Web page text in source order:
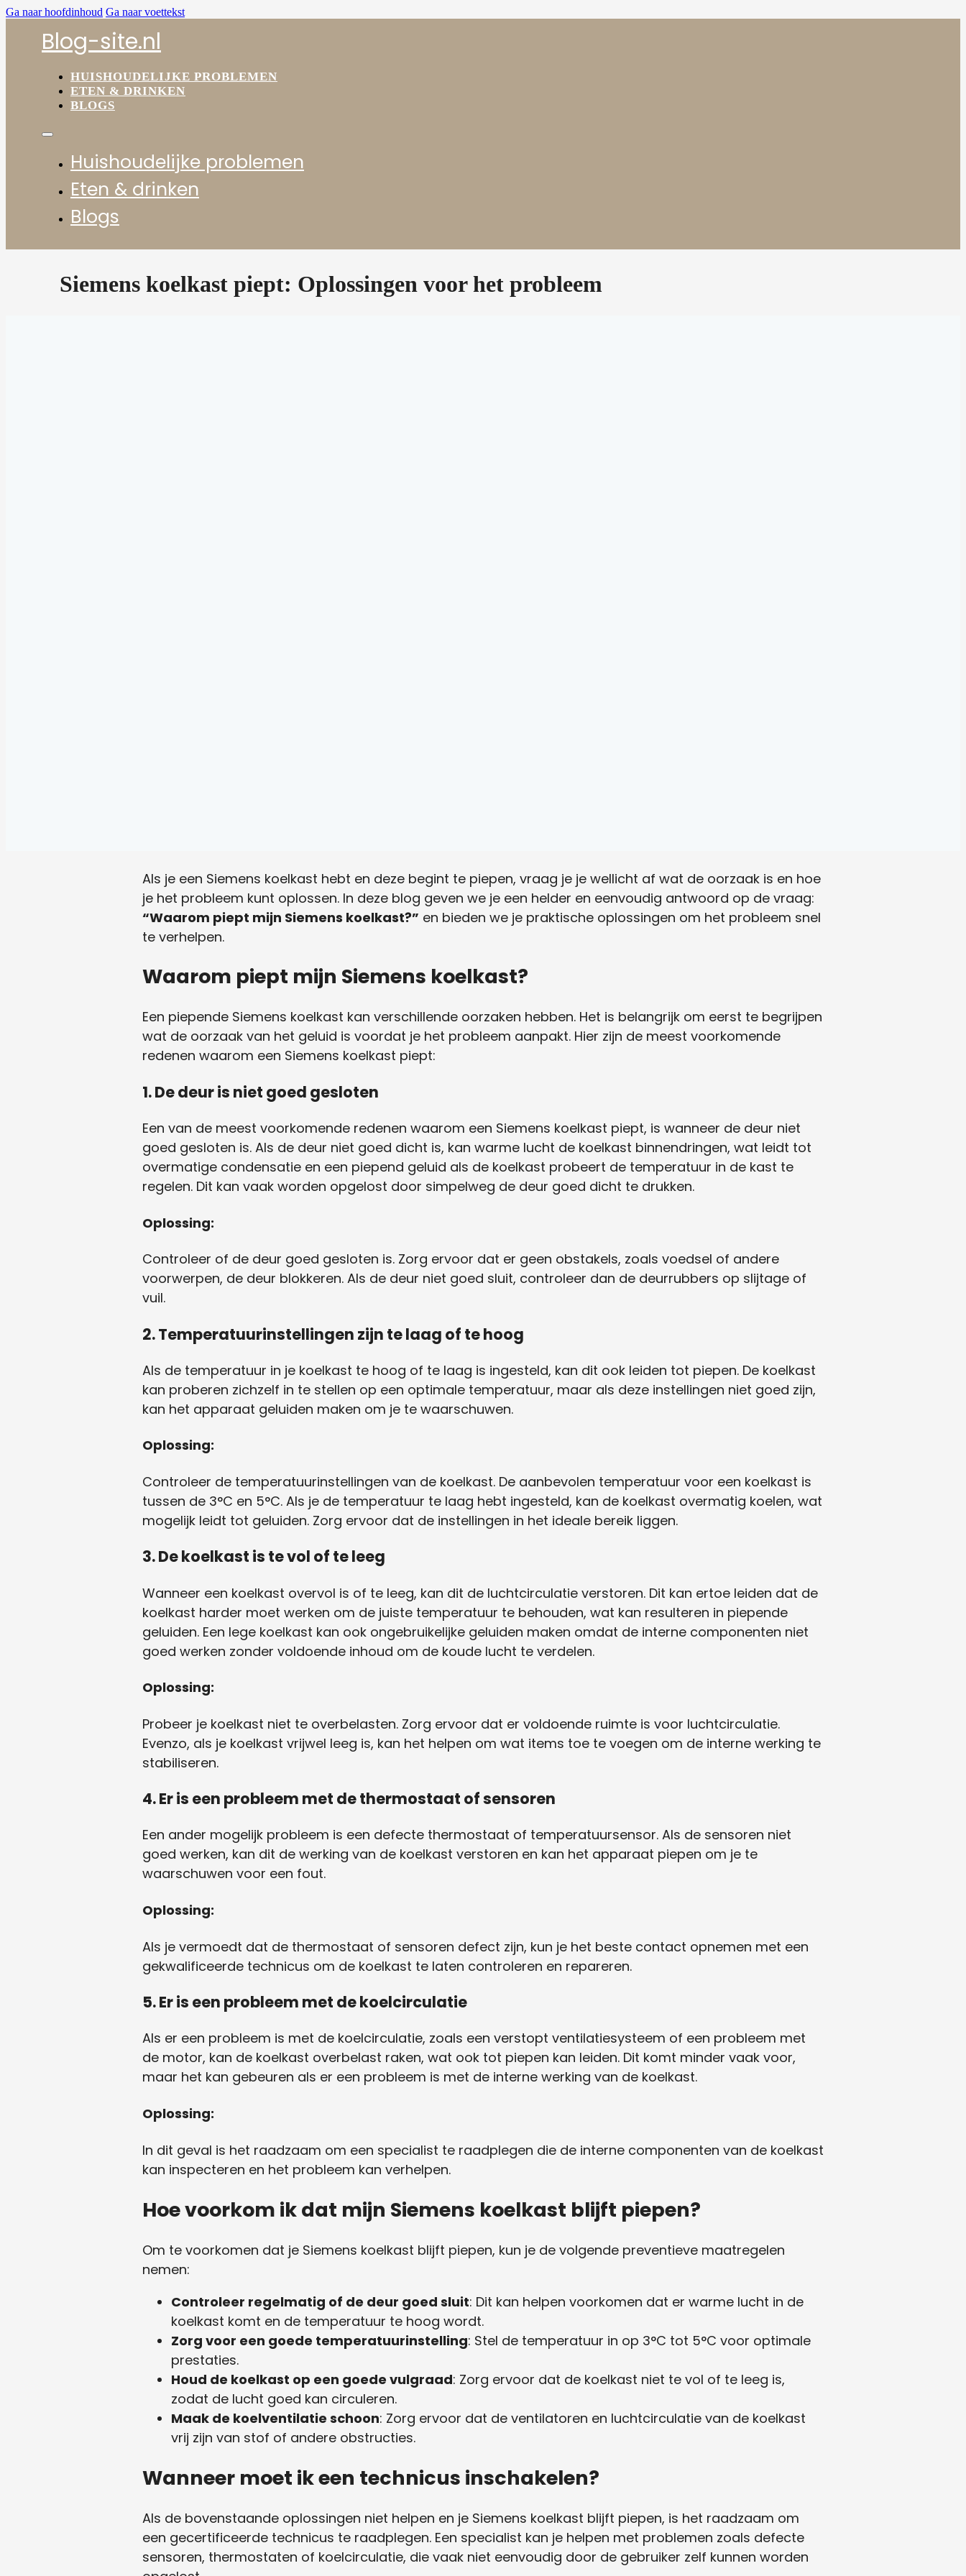
Ga naar hoofdinhoud Ga naar voettekst
Blog-site.nl
HUISHOUDELIJKE PROBLEMEN
ETEN & DRINKEN
BLOGS
Huishoudelijke problemen
Eten & drinken
Blogs
Siemens koelkast piept: Oplossingen voor het probleem
Als je een Siemens koelkast hebt en deze begint te piepen, vraag je je wellicht af wat de oorzaak is en hoe
je het probleem kunt oplossen. In deze blog geven we je een helder en eenvoudig antwoord op de vraag:
“Waarom piept mijn Siemens koelkast?” en bieden we je praktische oplossingen om het probleem snel
te verhelpen.
Waarom piept mijn Siemens koelkast?
Een piepende Siemens koelkast kan verschillende oorzaken hebben. Het is belangrijk om eerst te begrijpen
wat de oorzaak van het geluid is voordat je het probleem aanpakt. Hier zijn de meest voorkomende
redenen waarom een Siemens koelkast piept:
1. De deur is niet goed gesloten
Een van de meest voorkomende redenen waarom een Siemens koelkast piept, is wanneer de deur niet
goed gesloten is. Als de deur niet goed dicht is, kan warme lucht de koelkast binnendringen, wat leidt tot
overmatige condensatie en een piepend geluid als de koelkast probeert de temperatuur in de kast te
regelen. Dit kan vaak worden opgelost door simpelweg de deur goed dicht te drukken.
Oplossing:
Controleer of de deur goed gesloten is. Zorg ervoor dat er geen obstakels, zoals voedsel of andere
voorwerpen, de deur blokkeren. Als de deur niet goed sluit, controleer dan de deurrubbers op slijtage of
vuil.
2. Temperatuurinstellingen zijn te laag of te hoog
Als de temperatuur in je koelkast te hoog of te laag is ingesteld, kan dit ook leiden tot piepen. De koelkast
kan proberen zichzelf in te stellen op een optimale temperatuur, maar als deze instellingen niet goed zijn,
kan het apparaat geluiden maken om je te waarschuwen.
Oplossing:
Controleer de temperatuurinstellingen van de koelkast. De aanbevolen temperatuur voor een koelkast is
tussen de 3°C en 5°C. Als je de temperatuur te laag hebt ingesteld, kan de koelkast overmatig koelen, wat
mogelijk leidt tot geluiden. Zorg ervoor dat de instellingen in het ideale bereik liggen.
3. De koelkast is te vol of te leeg
Wanneer een koelkast overvol is of te leeg, kan dit de luchtcirculatie verstoren. Dit kan ertoe leiden dat de
koelkast harder moet werken om de juiste temperatuur te behouden, wat kan resulteren in piepende
geluiden. Een lege koelkast kan ook ongebruikelijke geluiden maken omdat de interne componenten niet
goed werken zonder voldoende inhoud om de koude lucht te verdelen.
Oplossing:
Probeer je koelkast niet te overbelasten. Zorg ervoor dat er voldoende ruimte is voor luchtcirculatie.
Evenzo, als je koelkast vrijwel leeg is, kan het helpen om wat items toe te voegen om de interne werking te
stabiliseren.
4. Er is een probleem met de thermostaat of sensoren
Een ander mogelijk probleem is een defecte thermostaat of temperatuursensor. Als de sensoren niet
goed werken, kan dit de werking van de koelkast verstoren en kan het apparaat piepen om je te
waarschuwen voor een fout.
Oplossing:
Als je vermoedt dat de thermostaat of sensoren defect zijn, kun je het beste contact opnemen met een
gekwalificeerde technicus om de koelkast te laten controleren en repareren.
5. Er is een probleem met de koelcirculatie
Als er een probleem is met de koelcirculatie, zoals een verstopt ventilatiesysteem of een probleem met
de motor, kan de koelkast overbelast raken, wat ook tot piepen kan leiden. Dit komt minder vaak voor,
maar het kan gebeuren als er een probleem is met de interne werking van de koelkast.
Oplossing:
In dit geval is het raadzaam om een specialist te raadplegen die de interne componenten van de koelkast
kan inspecteren en het probleem kan verhelpen.
Hoe voorkom ik dat mijn Siemens koelkast blijft piepen?
Om te voorkomen dat je Siemens koelkast blijft piepen, kun je de volgende preventieve maatregelen
nemen:
Controleer regelmatig of de deur goed sluit: Dit kan helpen voorkomen dat er warme lucht in de
koelkast komt en de temperatuur te hoog wordt.
Zorg voor een goede temperatuurinstelling: Stel de temperatuur in op 3°C tot 5°C voor optimale
prestaties.
Houd de koelkast op een goede vulgraad: Zorg ervoor dat de koelkast niet te vol of te leeg is,
zodat de lucht goed kan circuleren.
Maak de koelventilatie schoon: Zorg ervoor dat de ventilatoren en luchtcirculatie van de koelkast
vrij zijn van stof of andere obstructies.
Wanneer moet ik een technicus inschakelen?
Als de bovenstaande oplossingen niet helpen en je Siemens koelkast blijft piepen, is het raadzaam om
een gecertificeerde technicus te raadplegen. Een specialist kan je helpen met problemen zoals defecte
sensoren, thermostaten of koelcirculatie, die vaak niet eenvoudig door de gebruiker zelf kunnen worden